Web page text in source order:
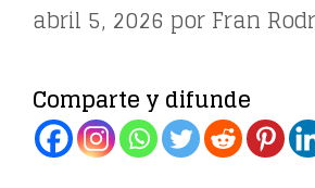
abril 5, 2026 porFran
Comparte y difunde